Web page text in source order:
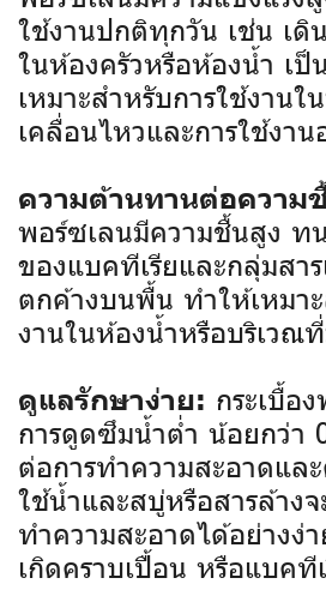
ใช้งานปกติทุกวัน เช่น เดิ
ในห้องครัวหรือห้องน้ำ เ
เหมาะสำหรับการใช้งาน
เคลื่อนไหวและการใช้งา
ความต้านทานต่อความ
พอร์ซเลนมีความชื้นสูง ท
ของแบคทีเรียและกลุ่มสา
ตกค้างบนพื้น ทำให้เหมา
งานในห้องน้ำหรือบริเวณ
ดูแลรักษาง่าย: กระเบื้อ
การดูดซึมน้ำต่ำ น้อยกว่า
ต่อการทำความสะอาดแล
ใช้น้ำและสบู่หรือสารล้างจ
ทำความสะอาดได้อย่างง่
เกิดคราบเปื้อน หรือแบคที